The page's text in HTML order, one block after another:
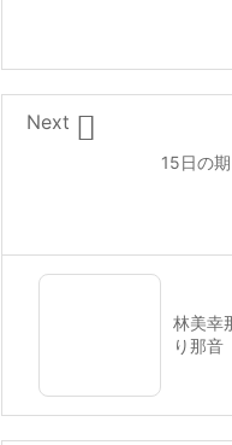
15日の

Next
林美幸
り那音